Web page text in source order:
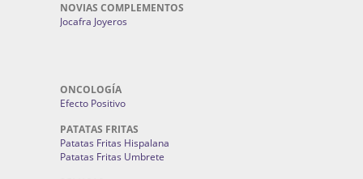
NOVIAS COMPLEMENTOS
Jocafra Joyeros
ONCOLOGÍA
Efecto Positivo
PATATAS FRITAS
Patatas Fritas Hispalana
Patatas Fritas Umbrete